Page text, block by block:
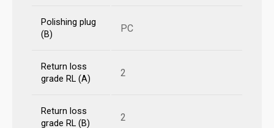
Polishing plug
(B)
PC
Return loss
grade RL (A)
2
Return loss
grade RL (B)
2